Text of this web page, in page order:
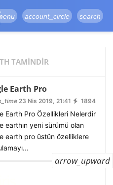
account_circle search
TAMINDIR
Earth Pro
23 Nis 2019, 21:41 1894
Earth Pro Özellikleri Nelerdir
earthın yeni sürümü olan
earth pro üstün özelliklere
arrow_upward